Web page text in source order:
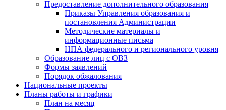
Предоставление дополнительного образования
Приказы Управления образования и
постановления Администрации
Методические материалы и
информационные письма
НПА федерального и регионального уровня
Образование лиц с ОВЗ
Формы заявлений
Порядок обжалования
Национальные проекты
Планы работы и графики
План на месяц